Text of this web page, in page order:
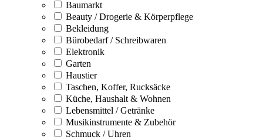
Baumarkt
Beauty / Drogerie & Körperpflege
Bekleidung
Bürobedarf / Schreibwaren
Elektronik
Garten
Haustier
Taschen, Koffer, Rucksäcke
Küche, Haushalt & Wohnen
Lebensmittel / Getränke
Musikinstrumente & Zubehör
Schmuck / Uhren